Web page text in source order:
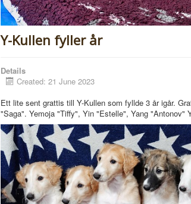
Y-Kullen fyller år
Details
Created: 21 June 2023
Ett lite sent grattis till Y-Kullen som fyllde 3 år igår.
"Saga". Yemoja "Tiffy", Yin "Estelle", Yang "Antonov"